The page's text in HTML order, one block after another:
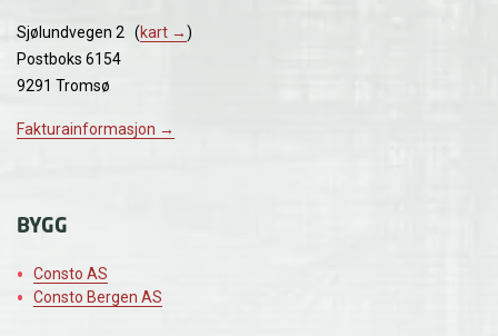
Sjølundvegen 2 (kart →)
Postboks 6154
9291 Tromsø
Fakturainformasjon →
BYGG
Consto AS
Consto Bergen AS